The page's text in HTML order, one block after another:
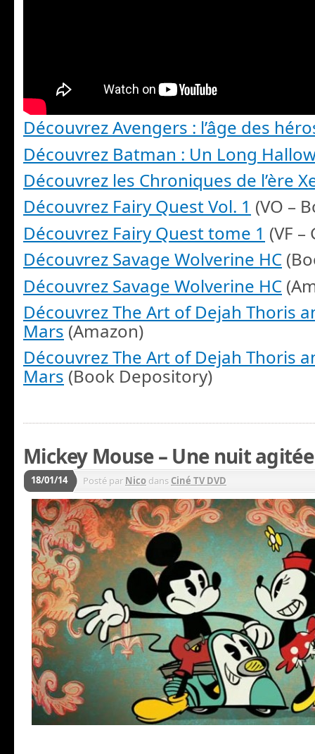
Découvrez Avengers : l’âge des
Découvrez Batman : Un Long
Découvrez les Chroniques de l’ère
Découvrez Fairy Quest Vol. 1 (VO –
Découvrez Fairy Quest tome 1 (VF
Découvrez Savage Wolverine HC
Découvrez Savage Wolverine HC
Découvrez The Art of Dejah Thoris
Mars (Amazon)
Découvrez The Art of Dejah Thoris
Mars (Book Depository)
Mickey Mouse – Une nuit
18/01/14 Posté par Nico dans Ciné TV DVD